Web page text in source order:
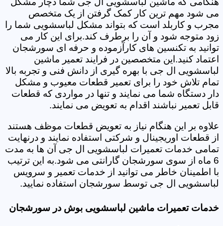
می شود مهم ترین کار کمک گرفتن از یک متخصص
مجرب و کاربلد است که بتواند مشکل لباسشویی شما را
زود متوجه شود و آن را برطرف کند.برای این کار می
توانید به تکنسین های کارآزموده و حرفه ای سورشجان
اعتماد کنید.این متخصصین در فرایند تعمیر ماشین
لباسشویی ال جی با بهره گیری از دانش فنی و تجربه بالا
تمام تلاش خود را برای تعمیر قطعات معیوب و مشکل
دار دستگاه شما می نمایند و تنها در مواردی که قطعات
قابل تعمیر نباشند اقدام به تعویض می نمایند.
علاوه بر این هنگام نیاز به تعویض قطعات موظف هستند
از قطعات اوریجینال و شرکتی استفاده نمایند و درنهایت
تمامی خدمات تعمیرات لباسشویی ال جی آن ها به مدت
6 ماه از سوی سورشجان گارانتی می شود.به این ترتیب
با اطمینان خاطر می توانید از خدمات تعمیر و سرویس
لباسشویی ال جی توسط سورشجان استفاده نمایید.
خدمات تعمیرات ماشین لباسشویی بوش در سورشجان